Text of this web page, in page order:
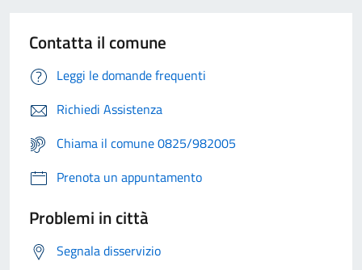
Contatta il comune
Leggi le domande frequenti
Richiedi Assistenza
Chiama il comune 0825/982005
Prenota un appuntamento
Problemi in città
Segnala disservizio